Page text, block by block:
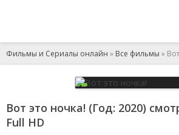
Фильмы и Сериалы онлайн » Все фильмы »
Вот это ночка! (Год: 2020)
Full HD